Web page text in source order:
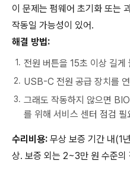
이 문제는 펌웨어 초기화 또는
작동일 가능성이 있어.
해결 방법:
전원 버튼을 15초 이상 길게
USB-C 전원 공급 장치를
그래도 작동하지 않으면
를 위해 서비스 센터 점검 필
수리비용: 무상 보증 기간 내(1
상. 보증 외는 2~3만 원 수준의